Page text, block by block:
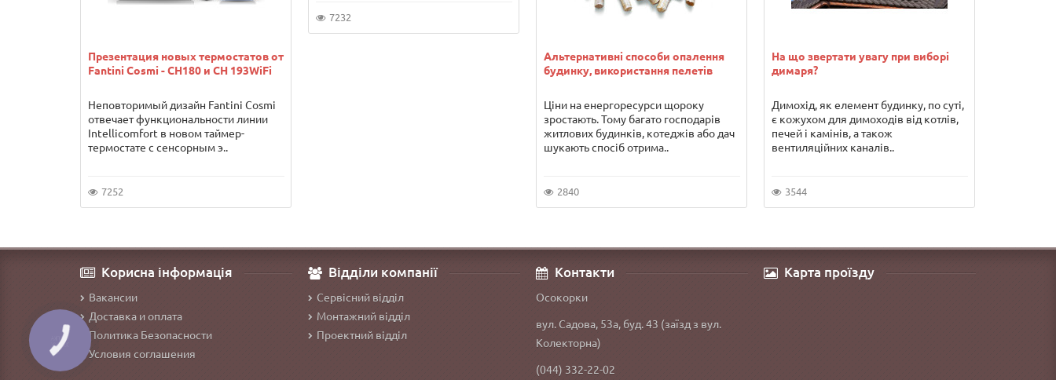
Презентация новых термостатов от
Fantini Cosmi - CH180 и CH 193WiFi
Неповторимый дизайн Fantini Cosmi
отвечает функциональности линии
Intellicomfort в новом таймер-
термостате с сенсорным э..
7252
7232
Альтернативні способи опалення
будинку, використання пелетів
Ціни на енергоресурси щороку
зростають. Тому багато господарів
житлових будинків, котеджів або дач
шукають спосіб отрима..
2840
На що звертати увагу при виборі
димаря?
Димохід, як елемент будинку, по суті,
є кожухом для димоходів від котлів,
печей і камінів, а також
вентиляційних каналів..
3544
Корисна інформація
Вакансии
Доставка и оплата
Политика Безопасности
Условия соглашения
Відділи компанії
Сервісний відділ
Монтажний відділ
Проектний відділ
Контакти
Осокорки
вул. Садова, 53а, буд. 43 (заїзд з вул.
Колекторна)
(044) 332-22-02
Карта проїзду